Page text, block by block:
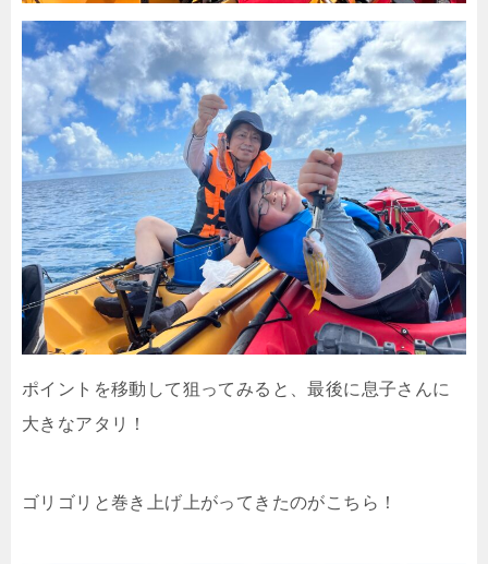
ポイントを移動して狙ってみると、最後に息子さんに
大きなアタリ！
ゴリゴリと巻き上げ上がってきたのがこちら！